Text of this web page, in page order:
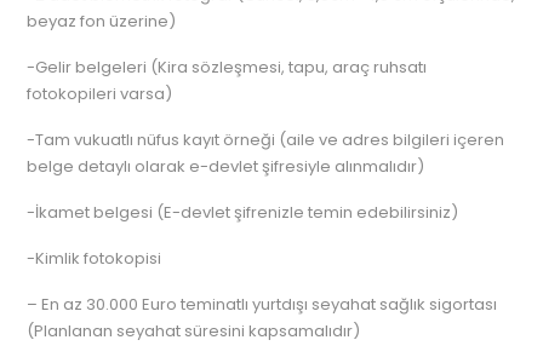
beyaz fon üzerine)
-Gelir belgeleri (Kira sözleşmesi, tapu, araç ruhsatı
fotokopileri varsa)
-Tam vukuatlı nüfus kayıt örneği (aile ve adres bilgileri içeren
belge detaylı olarak e-devlet şifresiyle alınmalıdır)
-İkamet belgesi (E-devlet şifrenizle temin edebilirsiniz)
-Kimlik fotokopisi
– En az 30.000 Euro teminatlı yurtdışı seyahat sağlık sigortası
(Planlanan seyahat süresini kapsamalıdır)